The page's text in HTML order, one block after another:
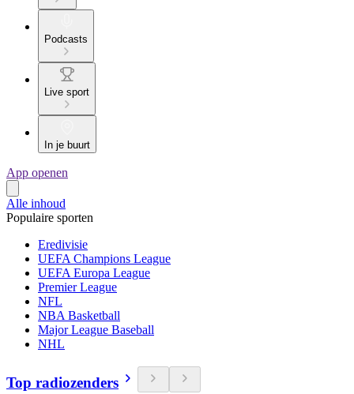
Podcasts
Live sport
In je buurt
App openen
Alle inhoud
Populaire sporten
Eredivisie
UEFA Champions League
UEFA Europa League
Premier League
NFL
NBA Basketball
Major League Baseball
NHL
Top radiozenders